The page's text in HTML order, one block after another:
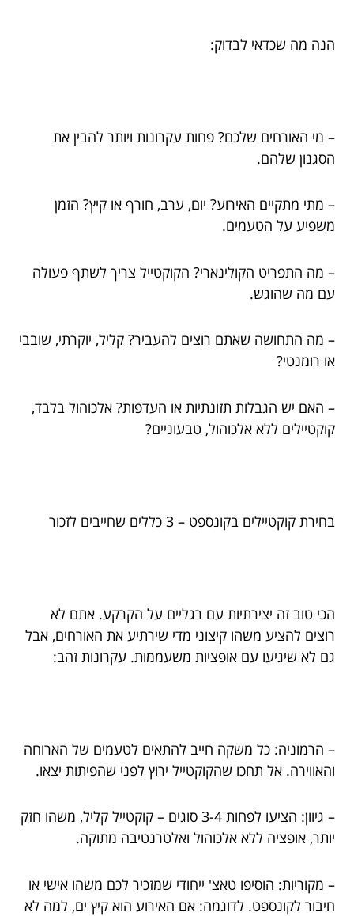
הנה מה שכדאי לבדוק:
– מי האורחים שלכם? פחות עקרונות ויותר להבין את
הסגנון שלהם.
– מתי מתקיים האירוע? יום, ערב, חורף או קיץ? הזמן
משפיע על הטעמים.
– מה התפריט הקולינארי? הקוקטייל צריך לשתף פעולה
עם מה שהוגש.
– מה התחושה שאתם רוצים להעביר? קליל, יוקרתי, שובבי
או רומנטי?
– האם יש הגבלות תזונתיות או העדפות? אלכוהול בלבד,
קוקטיילים ללא אלכוהול, טבעוניים?
בחירת קוקטיילים בקונספט – 3 כללים שחייבים לזכור
הכי טוב זה יצירתיות עם רגליים על הקרקע. אתם לא
רוצים להציע משהו קיצוני מדי שירתיע את האורחים, אבל
גם לא שיגיעו עם אופציות משעממות. עקרונות זהב:
– הרמוניה: כל משקה חייב להתאים לטעמים של הארוחה
והאווירה. אל תחכו שהקוקטייל ירוץ לפני שהפיתות יצאו.
– גיוון: הציעו לפחות 3-4 סוגים – קוקטייל קליל, משהו חזק
יותר, אופציה ללא אלכוהול ואלטרנטיבה מתוקה.
– מקוריות: הוסיפו טאצ' ייחודי שמזכיר לכם משהו אישי או
חיבור לקונספט. לדוגמה: אם האירוע הוא קיץ ים, למה לא